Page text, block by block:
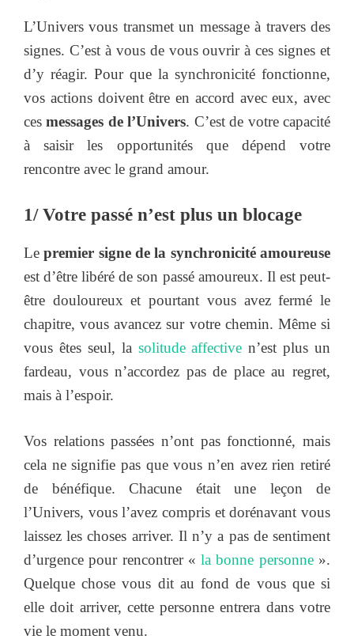
L’Univers vous transmet un message à travers des
signes. C’est à vous de vous ouvrir à ces signes et
d’y réagir. Pour que la synchronicité fonctionne,
vos actions doivent être en accord avec eux, avec
cesmessages de l’Univers. C’est de votre capacité
à saisir les opportunités que dépend votre
rencontre avec le grand amour.
1/ Votre passé n’est plus un blocage
Lepremier signe de la synchronicité amoureuse
est d’être libéré de son passé amoureux. Il est peut-
être douloureux et pourtant vous avez fermé le
chapitre, vous avancez sur votre chemin. Même si
vous êtes seul, la solitude affectiven’est plus un
fardeau, vous n’accordez pas de place au regret,
mais à l’espoir.
Vos relations passées n’ont pas fonctionné, mais
cela ne signifie pas que vous n’en avez rien retiré
de bénéfique. Chacune était une leçon de
l’Univers, vous l’avez compris et dorénavant vous
laissez les choses arriver. Il n’y a pas de sentiment
d’urgence pour rencontrer «la bonne personne».
Quelque chose vous dit au fond de vous que si
elle doit arriver, cette personne entrera dans votre
vie le moment venu.